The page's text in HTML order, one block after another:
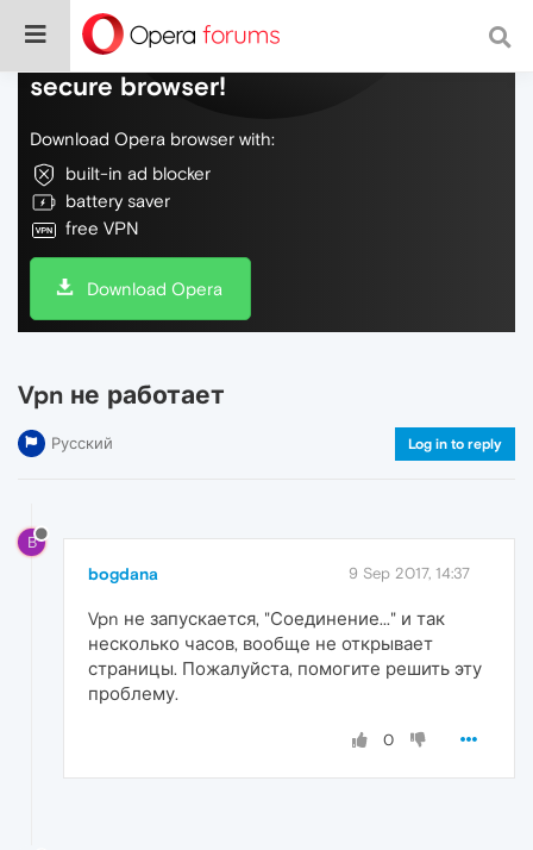
Do more on the web, with a fast and
secure browser!
Download Opera browser with:
built-in ad blocker
battery saver
free VPN
Download Opera
Vpn не работает
Русский Log in to reply
B
bogdana 9 Sep 2017, 14:37
Vpn не запускается, "Соединение..." и так
несколько часов, вообще не открывает
страницы. Пожалуйста, помогите решить эту
проблему.
0